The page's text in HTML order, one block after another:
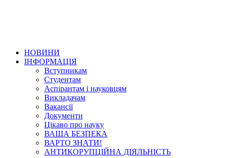
НОВИНИ
ІНФОРМАЦІЯ
Вступникам
Студентам
Аспірантам і науковцям
Викладачам
Вакансії
Документи
Цікаво про науку
ВАША БЕЗПЕКА
ВАРТО ЗНАТИ!
АНТИКОРУПЦІЙНА ДІЯЛЬНІСТЬ